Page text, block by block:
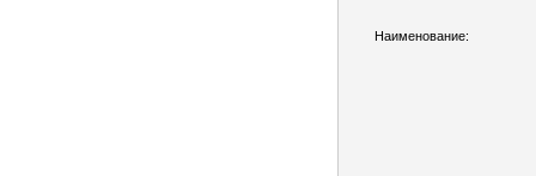
Наименование: